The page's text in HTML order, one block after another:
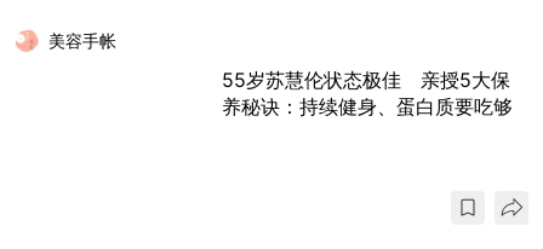
美容手帐
55岁苏慧伦状态极佳 亲授5大保
养秘诀：持续健身、蛋白质要吃够